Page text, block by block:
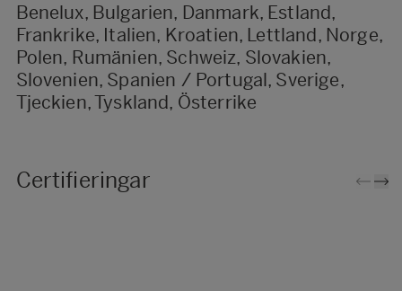
Benelux, Bulgarien, Danmark, Estland,
Frankrike, Italien, Kroatien, Lettland, Norge,
Polen, Rumänien, Schweiz, Slovakien,
Slovenien, Spanien / Portugal, Sverige,
Tjeckien, Tyskland, Österrike
Certifieringar